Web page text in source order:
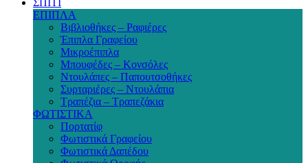
ΣΠΙΤΙ
ΕΠΙΠΛΑ
Βιβλιοθήκες – Ραφιέρες
Έπιπλα Γραφείου
Μικροέπιπλα
Μπουφέδες – Κονσόλες
Ντουλάπες – Παπουτσοθήκες
Συρταριέρες – Ντουλάπια
Τραπέζια – Τραπεζάκια
ΦΩΤΙΣΤΙΚΑ
Πορτατίφ
Φωτιστικά Γραφείου
Φωτιστικά Δαπέδου